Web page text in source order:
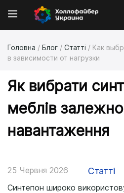
Головна / Блог / Статті / Как
в зависимости от нагрузки
Як вибрати
меблів залежно
навантаження
25 Червня 2026 Статті
Синтепон широко